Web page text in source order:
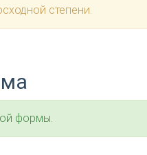
степени.
формы.